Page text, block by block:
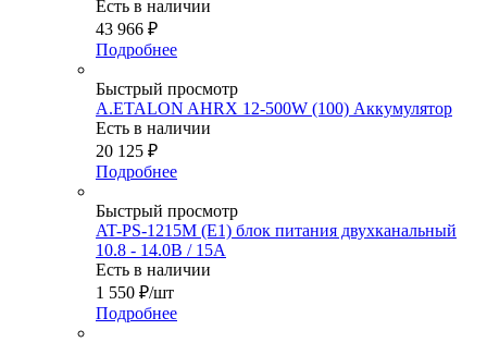
Есть в наличии
43 966 ₽
Подробнее
Быстрый просмотр
A.ETALON AHRX 12-500W (100) Аккумулятор
Есть в наличии
20 125 ₽
Подробнее
Быстрый просмотр
AT-PS-1215M (E1) блок питания двухканальный
10.8 - 14.0В / 15А
Есть в наличии
1 550 ₽/шт
Подробнее